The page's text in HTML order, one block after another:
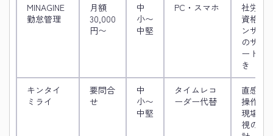
MINAGINE
勤怠管理
月額
30,000
円〜
中
小〜
中堅
PC・スマホ
社労士
資格コ
ンサル
のサポ
ート付
き
キンタイ
ミライ
要問合
せ
中
小〜
中堅
タイムレコ
ーダー代替
直感的
操作・
現場重
視の設